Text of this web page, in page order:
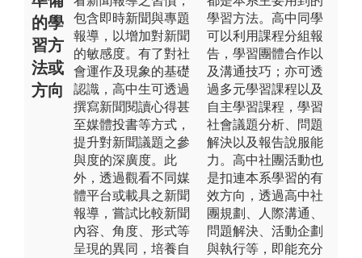
的學
習方
法或
方向
包含即時新聞與專題
報導，以增加對新聞
的敏感度。有了對社
會運作及現象的基礎
認識，高中生可透過
撰寫新聞閱讀心得甚
至媒體投書等方式，
提升對新聞議題之參
與度的深廣度。此
外，透過觀看不同媒
體平台或載具之新聞
報導，嘗試比較新聞
內容、角度、形式等
呈現的異同，培養自
學習方法。高中同學
可以利用課程分組報
告，學習團體合作以
及溝通技巧；亦可透
過多元學習課程以及
自主學習課程，學習
社會議題分析、問題
解決以及報告說服能
力。高中社團活動也
是扣連本系學習的有
效方向，透過高中社
團規劃、人際溝通、
問題解決、活動企劃
與執行等，即能充分